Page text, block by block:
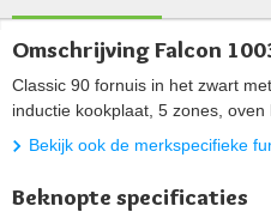
Omschrijving Falcon
Classic 90 fornuis in het zwart
inductie kookplaat, 5 zones,
Bekijk ook de merkspecifieke
Beknopte specificaties